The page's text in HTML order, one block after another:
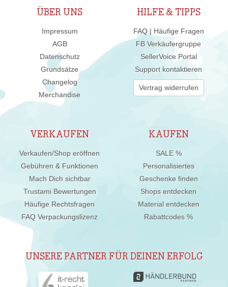
ÜBER UNS
Impressum
AGB
Datenschutz
Grundsätze
Changelog
Merchandise
HILFE & TIPPS
FAQ | Häufige Fragen
FB Verkäufergruppe
SellerVoice Portal
Support kontaktieren
Vertrag widerrufen
VERKAUFEN
Verkaufen/Shop eröffnen
Gebühren & Funktionen
Mach Dich sichtbar
Trustami Bewertungen
Häufige Rechtsfragen
FAQ Verpackungslizenz
KAUFEN
SALE %
Personalisiertes
Geschenke finden
Shops entdecken
Material entdecken
Rabattcodes %
UNSERE PARTNER FÜR DEINEN ERFOLG